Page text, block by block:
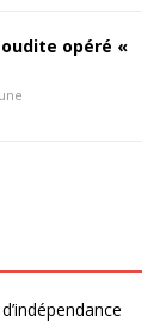
opéré «